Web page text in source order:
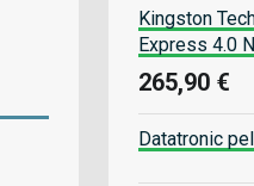
Kingston
Express 4.0
265,90 €
Datatronic